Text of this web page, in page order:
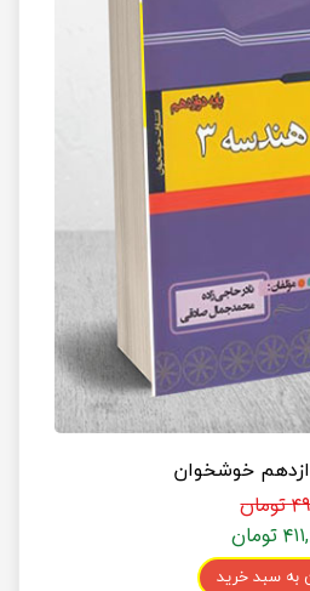
خوشخوان
به سبد خرید